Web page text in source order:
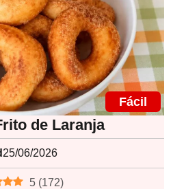
Fácil
de Laranja
25/06/2026
5 (172)